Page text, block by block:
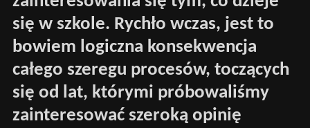
się w szkole. Rychło wczas, jest to
bowiem logiczna konsekwencja
całego szeregu procesów, toczących
się od lat, którymi próbowaliśmy
zainteresować szeroką opinię